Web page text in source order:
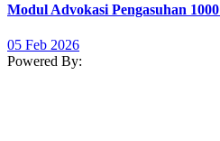
Modul Advokasi Pengasuhan
05 Feb 2026
Powered By: